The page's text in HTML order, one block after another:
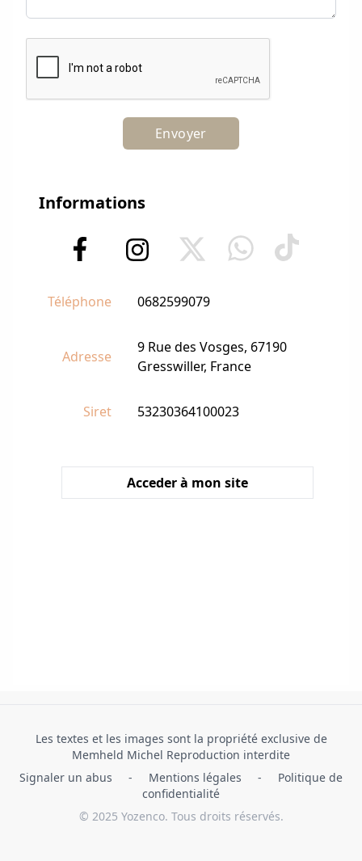
Envoyer
Informations
Téléphone 0682599079
Adresse
9 Rue des Vosges, 67190
Gresswiller, France
Siret 53230364100023
Acceder à mon site
Les textes et les images sont la propriété exclusive de
Memheld Michel Reproduction interdite
Signaler un abus
- Mentions légales -
Politique de
confidentialité
© 2025 Yozenco. Tous droits réservés.